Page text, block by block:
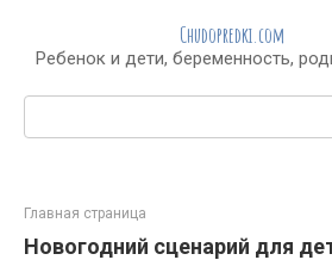
контенту
Chudopredki.com
Ребенок и дети, беременность,
Поиск:
Главная страница
Новогодний сценарий для